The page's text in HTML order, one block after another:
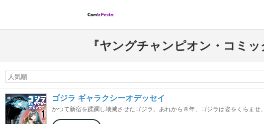
『ヤングチャンピオン・コミ
ゴジラ ギャラクシーオデッセイ
かつて新宿を蹂躙し壊滅させたゴジラ。あれから８年、ゴジラは姿をくらませ